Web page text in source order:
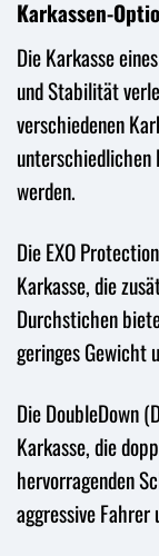
Karkassen-
Die Karkasse
und Stabilität
verschiedenen
unterschiedlichen
werden.
Die EXO
Karkasse, die
Durchstichen
geringes Gewicht
Die DoubleDown
Karkasse, die
hervorragenden
aggressive Fahrer